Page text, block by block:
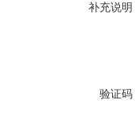
补充说明
验证码